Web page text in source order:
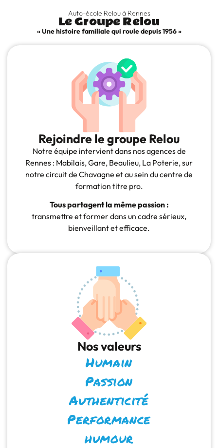
Auto-école Relou à Rennes
Le Groupe Relou
« Une histoire familiale qui roule depuis 1956 »​
Rejoindre le groupe Relou
Notre équipe intervient dans nos agences de
Rennes : Mabilais, Gare, Beaulieu, La Poterie, sur
notre circuit de Chavagne et au sein du centre de
formation titre pro.
Tous partagent la même passion :
transmettre et former dans un cadre sérieux,
bienveillant et efficace.
Nos valeurs
Humain
Passion
Authenticité
Performance
humour